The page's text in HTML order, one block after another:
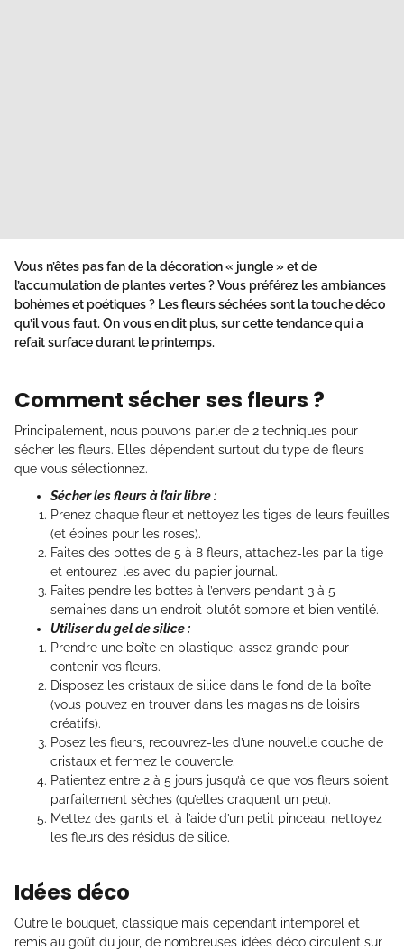
Vous n’êtes pas fan de la décoration « jungle » et de
l’accumulation de plantes vertes ? Vous préférez les ambiances
bohèmes et poétiques ? Les fleurs séchées sont la touche déco
qu’il vous faut. On vous en dit plus, sur cette tendance qui a
refait surface durant le printemps.
Comment sécher ses fleurs ?
Principalement, nous pouvons parler de 2 techniques pour
sécher les fleurs. Elles dépendent surtout du type de fleurs
que vous sélectionnez.
Sécher les fleurs à l’air libre :
Prenez chaque fleur et nettoyez les tiges de leurs feuilles
(et épines pour les roses).
Faites des bottes de 5 à 8 fleurs, attachez-les par la tige
et entourez-les avec du papier journal.
Faites pendre les bottes à l’envers pendant 3 à 5
semaines dans un endroit plutôt sombre et bien ventilé.
Utiliser du gel de silice :
Prendre une boîte en plastique, assez grande pour
contenir vos fleurs.
Disposez les cristaux de silice dans le fond de la boîte
(vous pouvez en trouver dans les magasins de loisirs
créatifs).
Posez les fleurs, recouvrez-les d’une nouvelle couche de
cristaux et fermez le couvercle.
Patientez entre 2 à 5 jours jusqu’à ce que vos fleurs soient
parfaitement sèches (qu’elles craquent un peu).
Mettez des gants et, à l’aide d’un petit pinceau, nettoyez
les fleurs des résidus de silice.
Idées déco
Outre le bouquet, classique mais cependant intemporel et
remis au goût du jour, de nombreuses idées déco circulent sur